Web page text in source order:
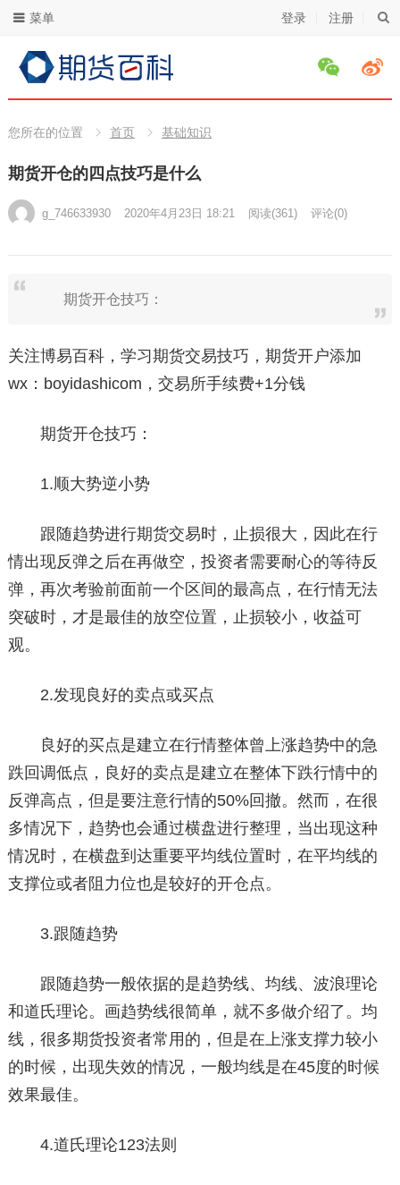
登录 注册
菜单
您所在的位置 首页 基础知识
期货开仓的四点技巧是什么
g_746633930 2020年4月23日 18:21 阅读(361) 评论(0)
期货开仓技巧：
关注博易百科，学习期货交易技巧，期货开户添加
wx：boyidashicom，交易所手续费+1分钱
期货开仓技巧：
1.顺大势逆小势
跟随趋势进行期货交易时，止损很大，因此在行
情出现反弹之后在再做空，投资者需要耐心的等待反
弹，再次考验前面前一个区间的最高点，在行情无法
突破时，才是最佳的放空位置，止损较小，收益可
观。
2.发现良好的卖点或买点
良好的买点是建立在行情整体曾上涨趋势中的急
跌回调低点，良好的卖点是建立在整体下跌行情中的
反弹高点，但是要注意行情的50%回撤。然而，在很
多情况下，趋势也会通过横盘进行整理，当出现这种
情况时，在横盘到达重要平均线位置时，在平均线的
支撑位或者阻力位也是较好的开仓点。
3.跟随趋势
跟随趋势一般依据的是趋势线、均线、波浪理论
和道氏理论。画趋势线很简单，就不多做介绍了。均
线，很多期货投资者常用的，但是在上涨支撑力较小
的时候，出现失效的情况，一般均线是在45度的时候
效果最佳。
4.道氏理论123法则